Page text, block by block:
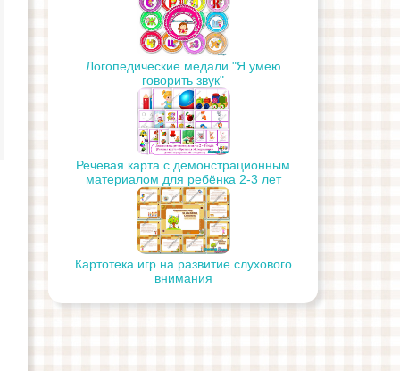
Кира Александровна
Московская область
г.Долгопрудный
недоразвитием речи
Авторы:
Вильховецкая
С.В. учитель–
логопед, высшей
категории МАДОУ №
75, Крицкая Э.С.,
учитель-логопед,
высшей
категории МДОУ №
259 Советского
района г.
Красноярска
Связная (или
монологическая или
контекстная)...
Логопедические медали "Я умею
говорить звук"
Речевая карта с демонстрационным
материалом для ребёнка 2-3 лет
Картотека игр на развитие слухового
внимания